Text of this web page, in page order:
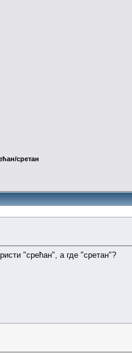
сретан
"срећан", а где "сретан"?